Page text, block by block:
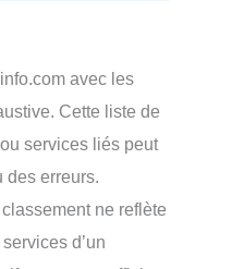
avec les
Cette liste de
services liés peut
des erreurs.
ne reflète
d’un